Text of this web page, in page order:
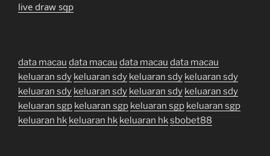
live draw sgp
data macau data macau data macau data macau
keluaran sdy keluaran sdy keluaran sdy keluaran sdy
keluaran sdy keluaran sdy keluaran sdy keluaran sdy
keluaran sgp keluaran sgp keluaran sgp keluaran sgp
keluaran hk keluaran hk keluaran hksbobet88